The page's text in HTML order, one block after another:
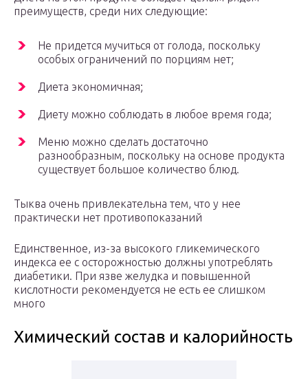
преимуществ, среди них следующие:
Не придется мучиться от голода, поскольку
особых ограничений по порциям нет;
Диета экономичная;
Диету можно соблюдать в любое время года;
Меню можно сделать достаточно
разнообразным, поскольку на основе продукта
существует большое количество блюд.
Тыква очень привлекательна тем, что у нее
практически нет противопоказаний
Единственное, из-за высокого гликемического
индекса ее с осторожностью должны употреблять
диабетики. При язве желудка и повышенной
кислотности рекомендуется не есть ее слишком
много
Химический состав и калорийность